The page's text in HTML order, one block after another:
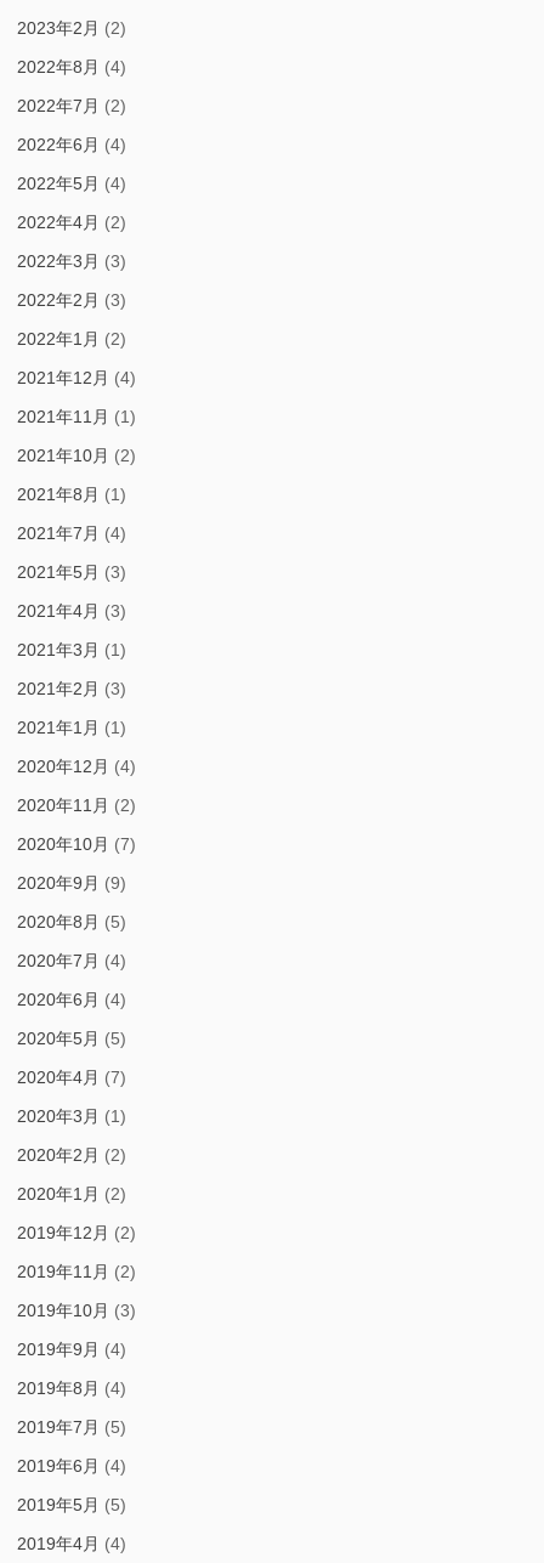
2023年2月 (2)
2022年8月 (4)
2022年7月 (2)
2022年6月 (4)
2022年5月 (4)
2022年4月 (2)
2022年3月 (3)
2022年2月 (3)
2022年1月 (2)
2021年12月 (4)
2021年11月 (1)
2021年10月 (2)
2021年8月 (1)
2021年7月 (4)
2021年5月 (3)
2021年4月 (3)
2021年3月 (1)
2021年2月 (3)
2021年1月 (1)
2020年12月 (4)
2020年11月 (2)
2020年10月 (7)
2020年9月 (9)
2020年8月 (5)
2020年7月 (4)
2020年6月 (4)
2020年5月 (5)
2020年4月 (7)
2020年3月 (1)
2020年2月 (2)
2020年1月 (2)
2019年12月 (2)
2019年11月 (2)
2019年10月 (3)
2019年9月 (4)
2019年8月 (4)
2019年7月 (5)
2019年6月 (4)
2019年5月 (5)
2019年4月 (4)